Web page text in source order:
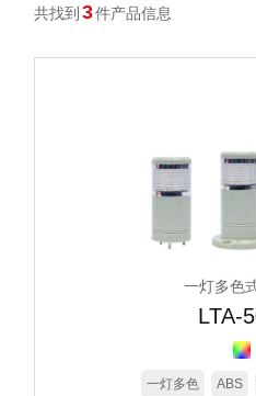
共找到 3件产品信息
一灯多色
LTA-
一灯多色 ABS